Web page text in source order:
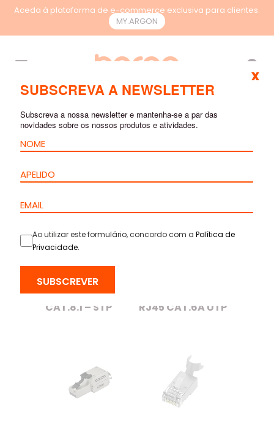
Aceda à plataforma de e-commerce exclusiva para clientes.
MY.ARGON
MÓDULOS E FICHAS
RJ45
FICHA RJ45 –
CAT.8.1 – STP
RJ45 CAT.6A UTP
SUBSCREVA A NEWSLETTER
Subscreva a nossa newsletter e mantenha-se a par das
novidades sobre os nossos produtos e atividades.
Ao utilizar este formulário, concordo com a Política de
Privacidade.
SUBSCREVER
x